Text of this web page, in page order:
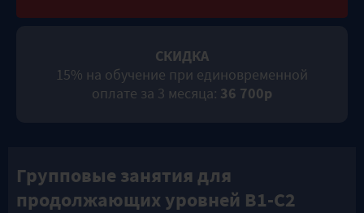
СКИДКА
15% на обучение при единовременной
оплате за 3 месяца: 36 700р
Групповые занятия для
продолжающих уровней B1-C2